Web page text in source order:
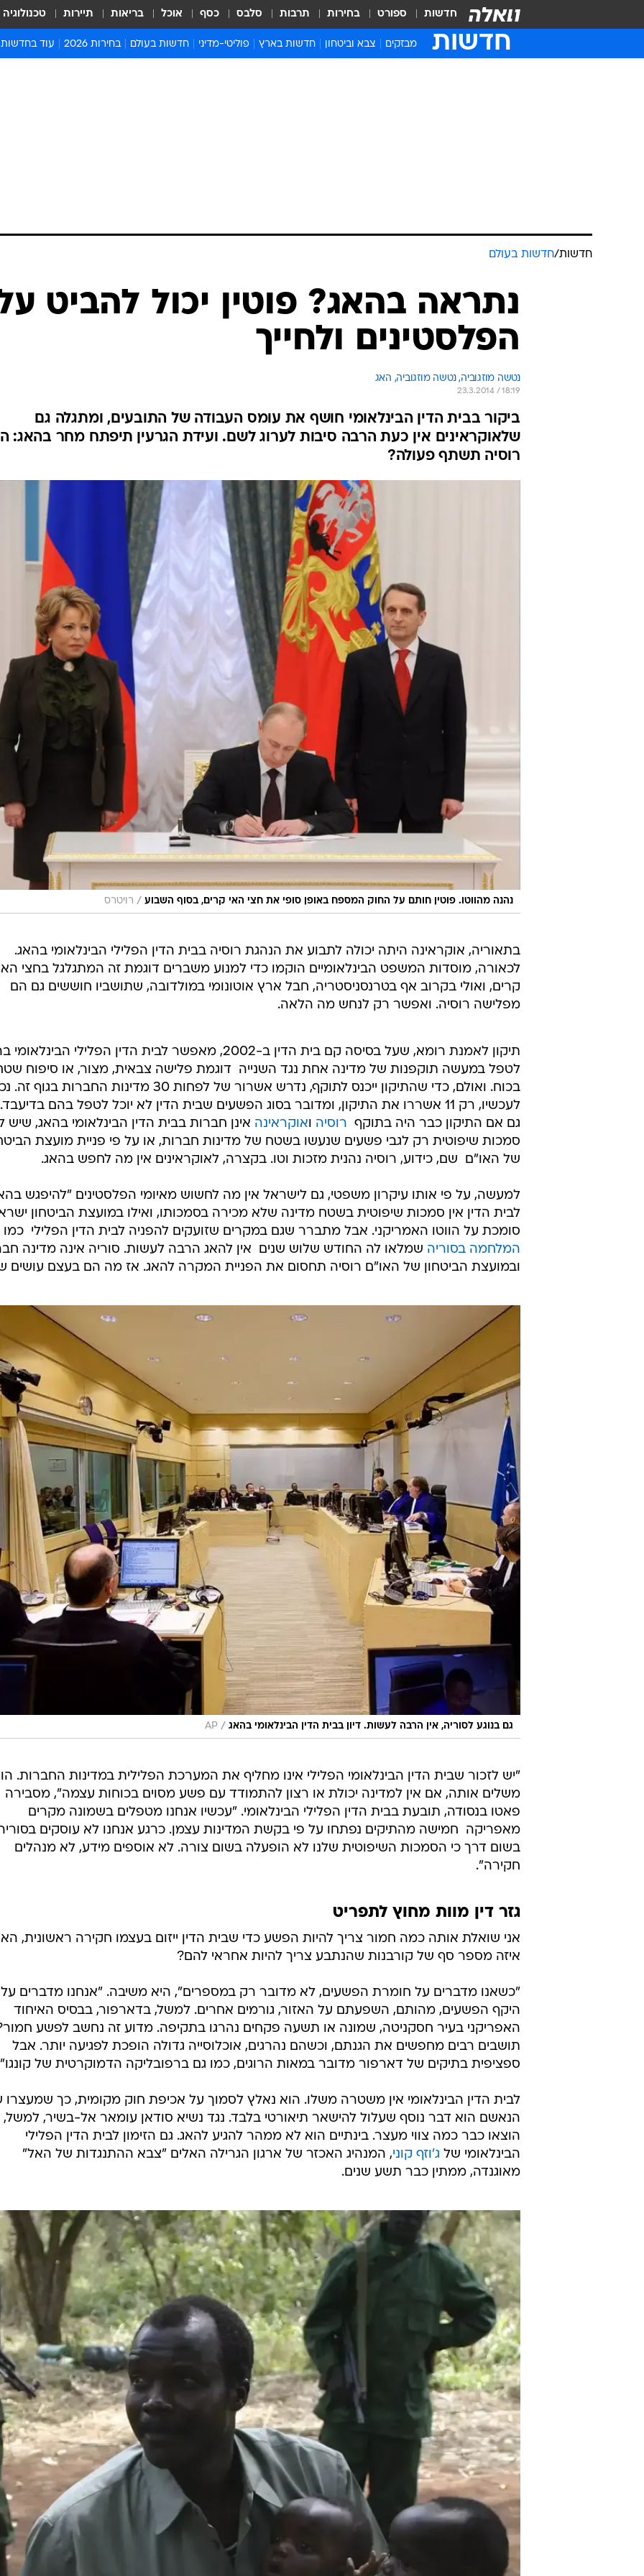
חדשות ספורט בחירות תרבות סלבס כסף אוכל בריאות תיירות טכנולוגיה
חדשות מבזקים צבא וביטחון חדשות בארץ פוליטי-מדיני חדשות בעולם בחירות 2026 עוד בחדשות
חדשות
חדשות/חדשות בעולם
נתראה בהאג? פוטין יכול להביט
הפלסטינים ולחייך
נטשה מוזגוביה, נטשה מוזגוביה, האג
23.3.2014 / 18:19
ביקור בבית הדין הבינלאומי חושף את עומס העבודה של התובעים, ומתגלה גם
שלאוקראינים אין כעת הרבה סיבות לערוג לשם. ועידת הגרעין תיפתח מחר בהאג:
רוסיה תשתף פעולה?
נהנה מהווטו. פוטין חותם על החוק המספח באופן סופי את חצי האי קרים, בסוף השבוע / רויטרס
בתאוריה, אוקראינה היתה יכולה לתבוע את הנהגת רוסיה בבית הדין הפלילי הבינלאומי בהאג.
לכאורה, מוסדות המשפט הבינלאומיים הוקמו כדי למנוע משברים דוגמת זה המתגלגל בחצי
קרים, ואולי בקרוב אף בטרנסניסטריה, חבל ארץ אוטונומי במולדובה, שתושביו חוששים גם הם
מפלישה רוסיה. ואפשר רק לנחש מה הלאה.
תיקון לאמנת רומא, שעל בסיסה קם בית הדין ב-2002, מאפשר לבית הדין הפלילי
לטפל במעשה תוקפנות של מדינה אחת נגד השנייה  דוגמת פלישה צבאית, מצור, או סיפוח
בכוח. ואולם, כדי שהתיקון ייכנס לתוקף, נדרש אשרור של לפחות 30 מדינות החברות בגוף
לעכשיו, רק 11 אשררו את התיקון, ומדובר בסוג הפשעים שבית הדין לא יוכל לטפל בהם
גם אם התיקון כבר היה בתוקף  רוסיה ואוקראינה אינן חברות בבית הדין הבינלאומי בהאג, שיש
סמכות שיפוטית רק לגבי פשעים שנעשו בשטח של מדינות חברות, או על פי פניית מועצת
של האו"ם  שם, כידוע, רוסיה נהנית מזכות וטו. בקצרה, לאוקראינים אין מה לחפש בהאג.
למעשה, על פי אותו עיקרון משפטי, גם לישראל אין מה לחשוש מאיומי הפלסטינים "להיפגש
לבית הדין אין סמכות שיפוטית בשטח מדינה שלא מכירה בסמכותו, ואילו במועצת הביטחון
סומכת על הווטו האמריקני. אבל מתברר שגם במקרים שזועקים להפניה לבית הדין הפלילי  כמו
המלחמה בסוריה שמלאו לה החודש שלוש שנים  אין להאג הרבה לעשות. סוריה אינה מדינה
ובמועצת הביטחון של האו"ם רוסיה תחסום את הפניית המקרה להאג. אז מה הם בעצם עושים
גם בנוגע לסוריה, אין הרבה לעשות. דיון בבית הדין הבינלאומי בהאג /
AP
"יש לזכור שבית הדין הבינלאומי הפלילי אינו מחליף את המערכת הפלילית במדינות החברות.
משלים אותה, אם אין למדינה יכולת או רצון להתמודד עם פשע מסוים בכוחות עצמה", מסבירה
פאטו בנסודה, תובעת בבית הדין הפלילי הבינלאומי. "עכשיו אנחנו מטפלים בשמונה מקרים
מאפריקה  חמישה מהתיקים נפתחו על פי בקשת המדינות עצמן. כרגע אנחנו לא עוסקים
בשום דרך כי הסמכות השיפוטית שלנו לא הופעלה בשום צורה. לא אוספים מידע, לא מנהלים
חקירה".
גזר דין מוות מחוץ לתפריט
אני שואלת אותה כמה חמור צריך להיות הפשע כדי שבית הדין ייזום בעצמו חקירה ראשונית,
איזה מספר סף של קורבנות שהנתבע צריך להיות אחראי להם?
"כשאנו מדברים על חומרת הפשעים, לא מדובר רק במספרים", היא משיבה. "אנחנו מדברים על
היקף הפשעים, מהותם, השפעתם על האזור, גורמים אחרים. למשל, בדארפור, בבסיס האיחוד
האפריקני בעיר חסקניטה, שמונה או תשעה פקחים נהרגו בתקיפה. מדוע זה נחשב לפשע
תושבים רבים מחפשים את הגנתם, וכשהם נהרגים, אוכלוסייה גדולה הופכת לפגיעה יותר. אבל
ספציפית בתיקים של דארפור מדובר במאות הרוגים, כמו גם ברפובליקה הדמוקרטית של
לבית הדין הבינלאומי אין משטרה משלו. הוא נאלץ לסמוך על אכיפת חוק מקומית, כך שמעצרו
הנאשם הוא דבר נוסף שעלול להישאר תיאורטי בלבד. נגד נשיא סודאן עומאר אל-בשיר, למשל,
הוצאו כבר כמה צווי מעצר. בינתיים הוא לא ממהר להגיע להאג. גם הזימון לבית הדין הפלילי
הבינלאומי של ג'וזף קוני, המנהיג האכזר של ארגון הגרילה האלים "צבא ההתנגדות של האל"
מאוגנדה, ממתין כבר תשע שנים.